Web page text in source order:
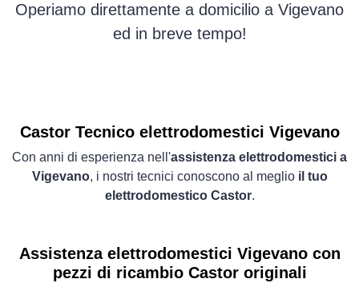
Operiamo direttamente a domicilio a Vigevano
ed in breve tempo!
Castor Tecnico elettrodomestici Vigevano
Con anni di esperienza nell'assistenza elettrodomestici a
Vigevano, i nostri tecnici conoscono al meglio il tuo
elettrodomestico Castor.
Assistenza elettrodomestici Vigevano con
pezzi di ricambio Castor originali